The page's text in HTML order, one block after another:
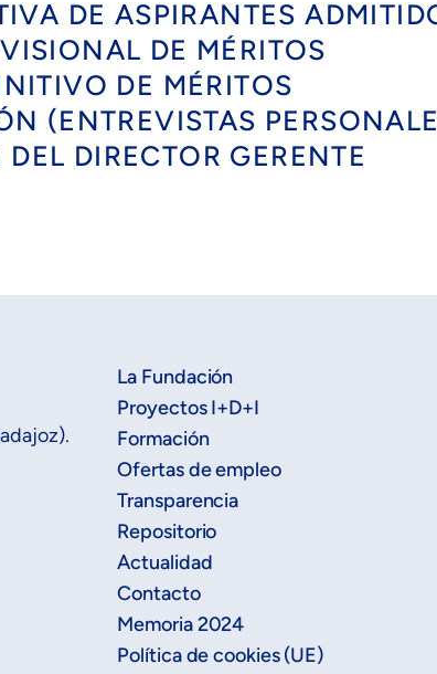
DE ASPIRANTES
DE MÉRITOS
DE MÉRITOS
(ENTREVISTAS
DIRECTOR GERENTE
La Fundación
Proyectos I+D+I
Formación
Ofertas de empleo
Transparencia
Repositorio
Actualidad
Contacto
Memoria 2024
Política de cookies (UE)